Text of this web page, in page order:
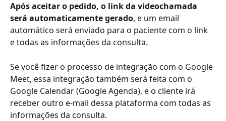
Após aceitar o pedido, o link da videochamada
será automaticamente gerado, e um email
automático será enviado para o paciente com o link
e todas as informações da consulta.
Se você fizer o processo de integração com o Google
Meet, essa integração também será feita com o
Google Calendar (Google Agenda), e o cliente irá
receber outro e-mail dessa plataforma com todas as
informações da consulta.